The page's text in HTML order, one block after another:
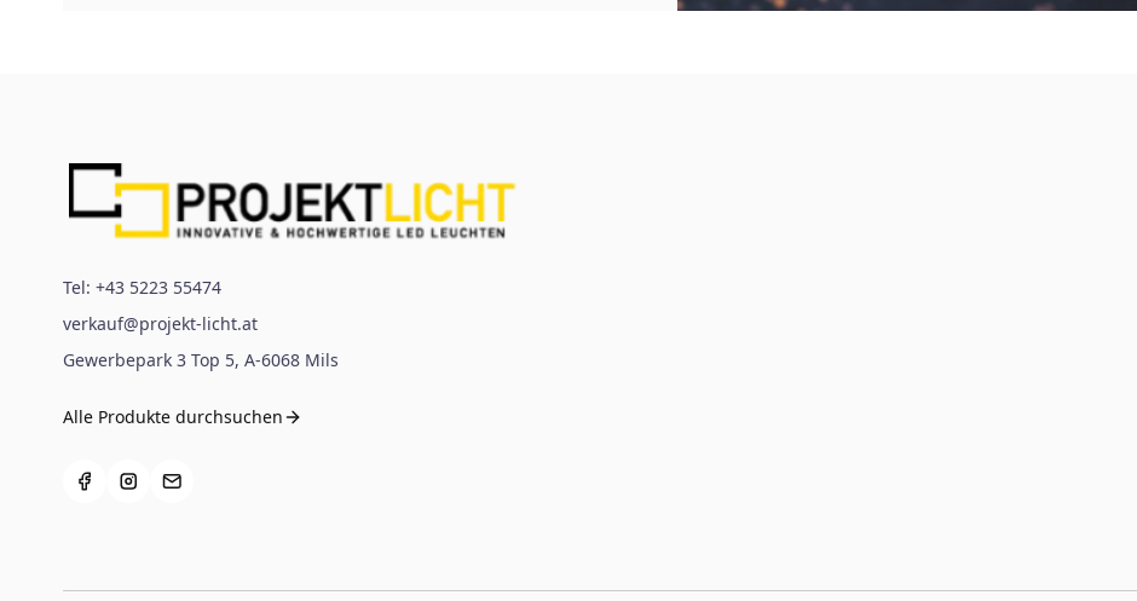
Tel: +43 5223 55474
verkauf@projekt-licht.at
Gewerbepark 3 Top 5, A-6068 Mils
Alle Produkte durchsuchen